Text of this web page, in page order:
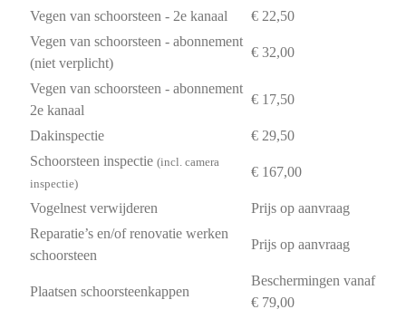
Vegen van schoorsteen - 2e kanaal
€ 22,50
Vegen van schoorsteen - abonnement
(niet verplicht)
€ 32,00
Vegen van schoorsteen - abonnement
2e kanaal
€ 17,50
Dakinspectie
€ 29,50
Schoorsteen inspectie (incl. camera
inspectie)
€ 167,00
Vogelnest verwijderen
Prijs op aanvraag
Reparatie’s en/of renovatie werken
schoorsteen
Prijs op aanvraag
Plaatsen schoorsteenkappen
Beschermingen vanaf
€ 79,00